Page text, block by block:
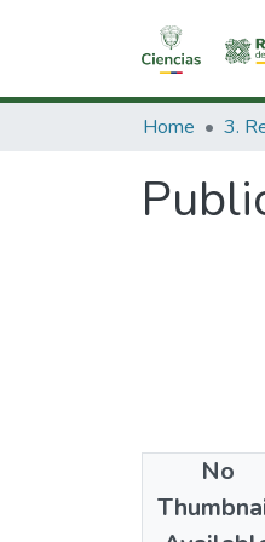
Home
No
1993-V11-